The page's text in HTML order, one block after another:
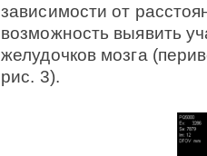
зависимости от
возможность выявить
желудочков мозга
рис. 3).